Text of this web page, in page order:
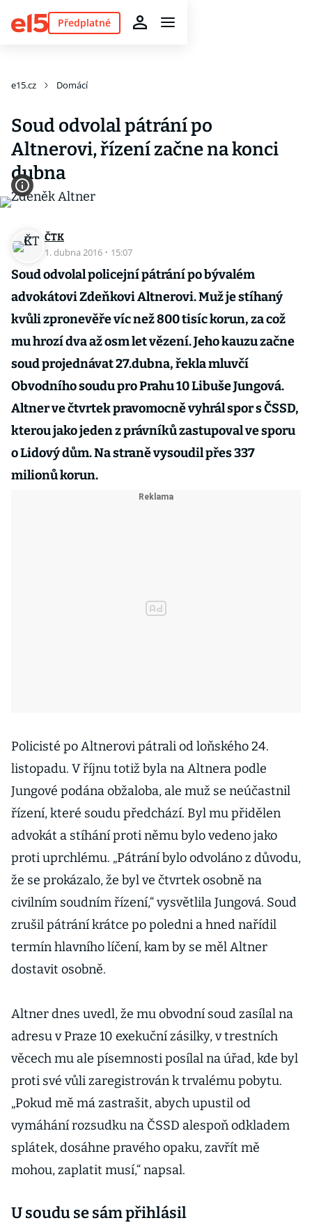
Předplatné
e15.cz Domácí
Soud odvolal pátrání po
Altnerovi, řízení začne na konci
dubna
ČTK
1. dubna 2016 · 15:07
Soud odvolal policejní pátrání po bývalém
advokátovi Zdeňkovi Altnerovi. Muž je stíhaný
kvůli zpronevěře víc než 800 tisíc korun, za což
mu hrozí dva až osm let vězení. Jeho kauzu začne
soud projednávat 27.dubna, řekla mluvčí
Obvodního soudu pro Prahu 10 Libuše Jungová.
Altner ve čtvrtek pravomocně vyhrál spor s ČSSD,
kterou jako jeden z právníků zastupoval ve sporu
o Lidový dům. Na straně vysoudil přes 337
milionů korun.
Policisté po Altnerovi pátrali od loňského 24.
listopadu. V říjnu totiž byla na Altnera podle
Jungové podána obžaloba, ale muž se neúčastnil
řízení, které soudu předchází. Byl mu přidělen
advokát a stíhání proti němu bylo vedeno jako
proti uprchlému. „Pátrání bylo odvoláno z důvodu,
že se prokázalo, že byl ve čtvrtek osobně na
civilním soudním řízení,“ vysvětlila Jungová. Soud
zrušil pátrání krátce po poledni a hned nařídil
termín hlavního líčení, kam by se měl Altner
dostavit osobně.
Altner dnes uvedl, že mu obvodní soud zasílal na
adresu v Praze 10 exekuční zásilky, v trestních
věcech mu ale písemnosti posílal na úřad, kde byl
proti své vůli zaregistrován k trvalému pobytu.
„Pokud mě má zastrašit, abych upustil od
vymáhání rozsudku na ČSSD alespoň odkladem
splátek, dosáhne pravého opaku, zavřít mě
mohou, zaplatit musí,“ napsal.
U soudu se sám přihlásil